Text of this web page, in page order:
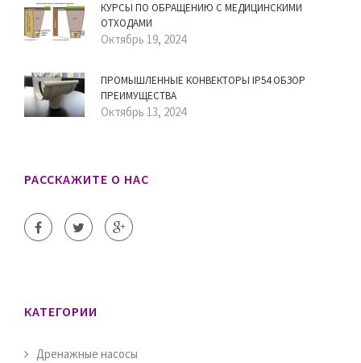
КУРСЫ ПО ОБРАЩЕНИЮ С МЕДИЦИНСКИМИ
ОТХОДАМИ
Октябрь 19, 2024
ПРОМЫШЛЕННЫЕ КОНВЕКТОРЫ IP54 ОБЗОР
ПРЕИМУЩЕСТВА
Октябрь 13, 2024
РАССКАЖИТЕ О НАС
КАТЕГОРИИ
Дренажные насосы